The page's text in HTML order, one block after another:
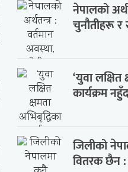
नेपालको
चुनौतीहरू र
‘युवा लक्षित
कार्यक्रम
जिलीको
वितरक छैन